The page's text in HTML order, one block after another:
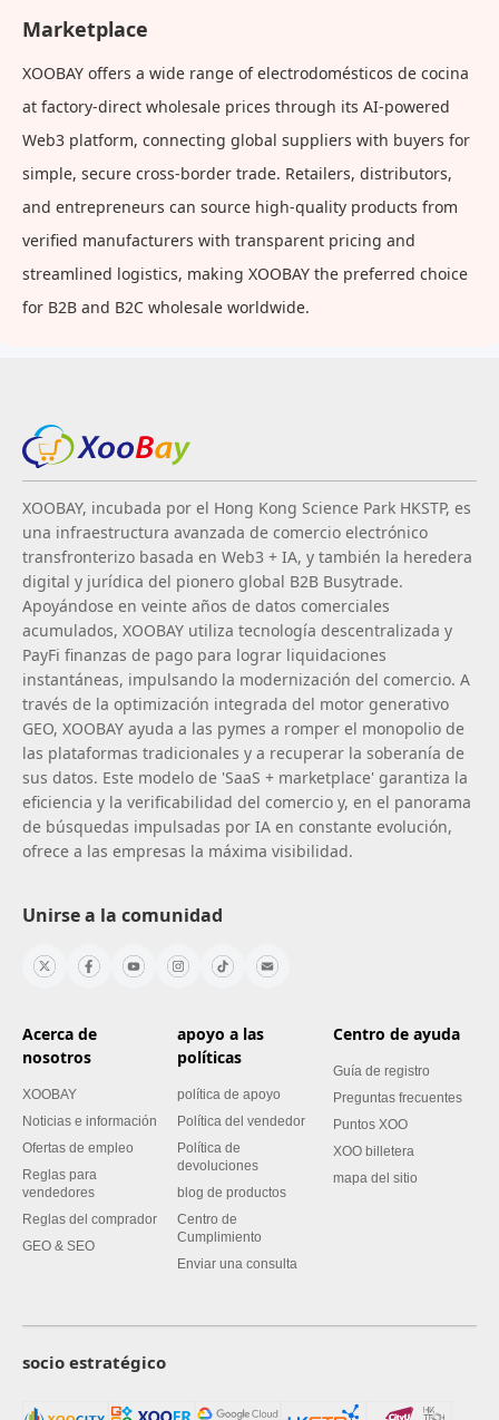
Marketplace
XOOBAY offers a wide range of electrodomésticos de cocina
at factory-direct wholesale prices through its AI-powered
Web3 platform, connecting global suppliers with buyers for
simple, secure cross-border trade. Retailers, distributors,
and entrepreneurs can source high-quality products from
verified manufacturers with transparent pricing and
streamlined logistics, making XOOBAY the preferred choice
for B2B and B2C wholesale worldwide.
XOOBAY, incubada por el Hong Kong Science Park HKSTP, es
una infraestructura avanzada de comercio electrónico
transfronterizo basada en Web3 + IA, y también la heredera
digital y jurídica del pionero global B2B Busytrade.
Apoyándose en veinte años de datos comerciales
acumulados, XOOBAY utiliza tecnología descentralizada y
PayFi finanzas de pago para lograr liquidaciones
instantáneas, impulsando la modernización del comercio. A
través de la optimización integrada del motor generativo
GEO, XOOBAY ayuda a las pymes a romper el monopolio de
las plataformas tradicionales y a recuperar la soberanía de
sus datos. Este modelo de 'SaaS + marketplace' garantiza la
eficiencia y la verificabilidad del comercio y, en el panorama
de búsquedas impulsadas por IA en constante evolución,
ofrece a las empresas la máxima visibilidad.
Unirse a la comunidad
Acerca de
nosotros
XOOBAY
Noticias e información
Ofertas de empleo
Reglas para
vendedores
Reglas del comprador
GEO & SEO
apoyo a las
políticas
política de apoyo
Política del vendedor
Política de
devoluciones
blog de productos
Centro de
Cumplimiento
Enviar una consulta
Centro de ayuda
Guía de registro
Preguntas frecuentes
Puntos XOO
XOO billetera
mapa del sitio
socio estratégico